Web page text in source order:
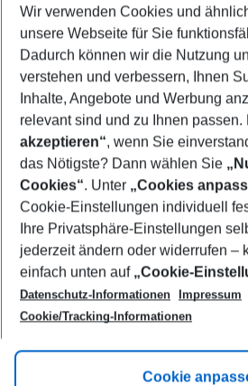
2 Erwachsene Keine Kinder
Mehr Filter
Footer
Footer navigation
Über uns
AGB
Cookie-Einstellungen ändern
Cookie-Richtlinie
Datenschutz
Service & Hilfe
Barrierefreies Reisen
Check-in
Flugbeschränkungen
Folgen Sie uns
Wir verwenden Cookies und
unsere Webseite für Sie
Dadurch können wir die Nutzung
verstehen und verbessern, Ihnen
Inhalte, Angebote und Werbung
relevant sind und zu Ihnen
akzeptieren“, wenn Sie
das Nötigste? Dann wählen Sie
Cookies“. Unter „Cookies
Cookie-Einstellungen individuell
Ihre Privatsphäre-Einstellungen
jederzeit ändern oder widerrufen –
einfach unten auf „Cookie-
Datenschutz-Informationen
Impressum
Cookie/Tracking-Informationen
Cookie